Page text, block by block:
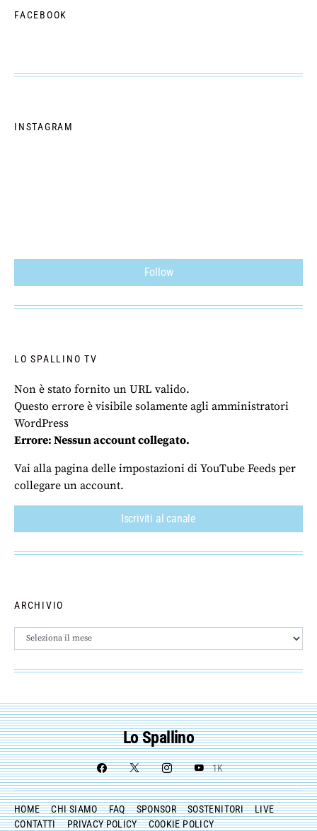
FACEBOOK
INSTAGRAM
Follow
LO SPALLINO TV
Non è stato fornito un URL valido.
Questo errore è visibile solamente agli amministratori
WordPress
Errore: Nessun account collegato.
Vai alla pagina delle impostazioni di YouTube Feeds per
collegare un account.
Iscriviti al canale
ARCHIVIO
Archivio
Lo Spallino
1K
HOME CHI SIAMO FAQ SPONSOR SOSTENITORI
LIVE
CONTATTI
PRIVACY POLICY COOKIE POLICY